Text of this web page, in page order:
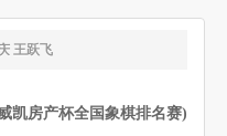
王跃飞
凯房产杯全国象棋排名赛)